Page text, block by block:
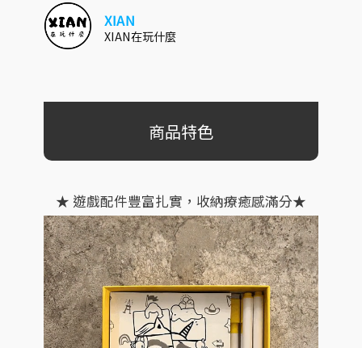
XIAN
XIAN在玩什麼
商品特色
★ 遊戲配件豐富扎實，收納療癒感滿分★